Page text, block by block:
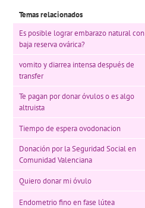
Temas relacionados
Es posible lograr embarazo natural con
baja reserva ovárica?
vomito y diarrea intensa después de
transfer
Te pagan por donar óvulos o es algo
altruista
Tiempo de espera ovodonacion
Donación por la Seguridad Social en
Comunidad Valenciana
Quiero donar mi óvulo
Endometrio fino en fase lútea